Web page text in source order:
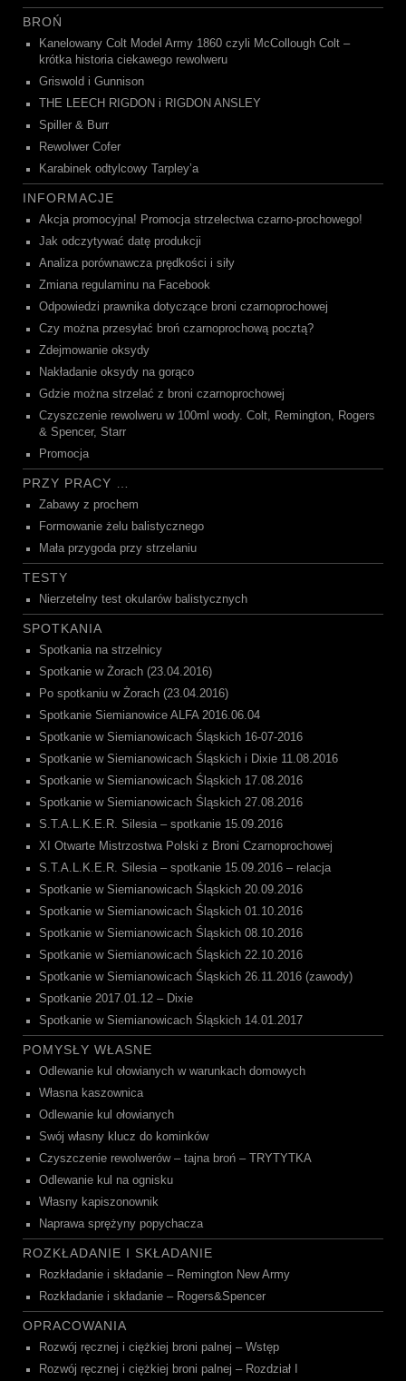
BROŃ
Kanelowany Colt Model Army 1860 czyli McCollough Colt –
krótka historia ciekawego rewolweru
Griswold i Gunnison
THE LEECH RIGDON i RIGDON ANSLEY
Spiller & Burr
Rewolwer Cofer
Karabinek odtylcowy Tarpley’a
INFORMACJE
Akcja promocyjna! Promocja strzelectwa czarno-prochowego!
Jak odczytywać datę produkcji
Analiza porównawcza prędkości i siły
Zmiana regulaminu na Facebook
Odpowiedzi prawnika dotyczące broni czarnoprochowej
Czy można przesyłać broń czarnoprochową pocztą?
Zdejmowanie oksydy
Nakładanie oksydy na gorąco
Gdzie można strzelać z broni czarnoprochowej
Czyszczenie rewolweru w 100ml wody. Colt, Remington, Rogers
& Spencer, Starr
Promocja
PRZY PRACY …
Zabawy z prochem
Formowanie żelu balistycznego
Mała przygoda przy strzelaniu
TESTY
Nierzetelny test okularów balistycznych
SPOTKANIA
Spotkania na strzelnicy
Spotkanie w Żorach (23.04.2016)
Po spotkaniu w Żorach (23.04.2016)
Spotkanie Siemianowice ALFA 2016.06.04
Spotkanie w Siemianowicach Śląskich 16-07-2016
Spotkanie w Siemianowicach Śląskich i Dixie 11.08.2016
Spotkanie w Siemianowicach Śląskich 17.08.2016
Spotkanie w Siemianowicach Śląskich 27.08.2016
S.T.A.L.K.E.R. Silesia – spotkanie 15.09.2016
XI Otwarte Mistrzostwa Polski z Broni Czarnoprochowej
S.T.A.L.K.E.R. Silesia – spotkanie 15.09.2016 – relacja
Spotkanie w Siemianowicach Śląskich 20.09.2016
Spotkanie w Siemianowicach Śląskich 01.10.2016
Spotkanie w Siemianowicach Śląskich 08.10.2016
Spotkanie w Siemianowicach Śląskich 22.10.2016
Spotkanie w Siemianowicach Śląskich 26.11.2016 (zawody)
Spotkanie 2017.01.12 – Dixie
Spotkanie w Siemianowicach Śląskich 14.01.2017
POMYSŁY WŁASNE
Odlewanie kul ołowianych w warunkach domowych
Własna kaszownica
Odlewanie kul ołowianych
Swój własny klucz do kominków
Czyszczenie rewolwerów – tajna broń – TRYTYTKA
Odlewanie kul na ognisku
Własny kapiszonownik
Naprawa sprężyny popychacza
ROZKŁADANIE I SKŁADANIE
Rozkładanie i składanie – Remington New Army
Rozkładanie i składanie – Rogers&Spencer
OPRACOWANIA
Rozwój ręcznej i ciężkiej broni palnej – Wstęp
Rozwój ręcznej i ciężkiej broni palnej – Rozdział I